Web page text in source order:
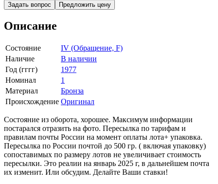
Задать вопрос Предложить цену
Описание
Состояние
IV (Обращение, F)
Наличие
В наличии
Год (гггг)
1977
Номинал
1
Материал
Бронза
Происхождение Оригинал
Состояние из оборота, хорошее. Максимум информации
постарался отразить на фото. Пересылка по тарифам и
правилам почты России на момент оплаты лота+ упаковка.
Пересылка по России почтой до 500 гр. ( включая упаковку)
сопоставимых по размеру лотов не увеличивает стоимость
пересылки. Это реалии на январь 2025 г, в дальнейшем почта
их изменит. Или обсудим. Делайте Ваши ставки!